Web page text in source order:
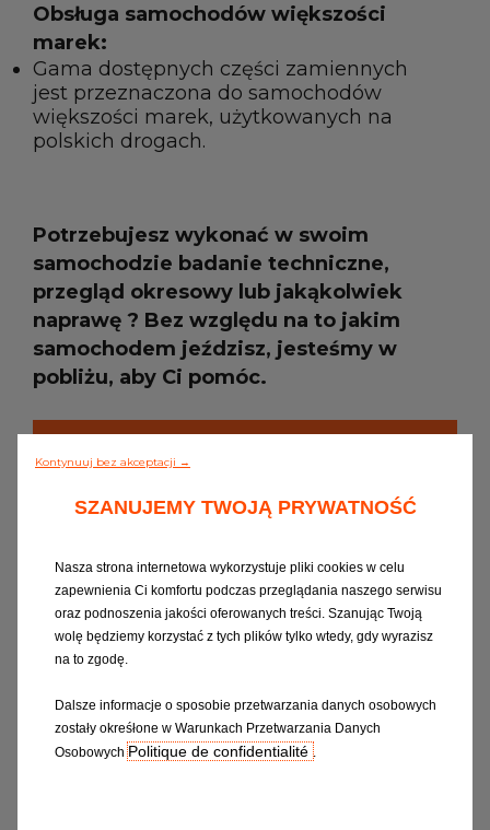
Obsługa samochodów większości
marek:
Gama dostępnych części zamiennych
jest przeznaczona do samochodów
większości marek, użytkowanych na
polskich drogach.
Potrzebujesz wykonać w swoim
samochodzie badanie techniczne,
przegląd okresowy lub jakąkolwiek
naprawę ? Bez względu na to jakim
samochodem jeździsz, jesteśmy w
pobliżu, aby Ci pomóc.
Warto wiedzieć
Serwis, badania techniczne,
przeglądy okresowe i naprawy.
Bez względu na to, jakim
samochodem jeździsz.
Kontynuuj bez akceptacji →
SZANUJEMY TWOJĄ PRYWATNOŚĆ
Nasza strona internetowa wykorzystuje pliki cookies w celu
zapewnienia Ci komfortu podczas przeglądania naszego serwisu
oraz podnoszenia jakości oferowanych treści. Szanując Twoją
wolę będziemy korzystać z tych plików tylko wtedy, gdy wyrazisz
na to zgodę.
Dalsze informacje o sposobie przetwarzania danych osobowych
zostały okreśłone w Warunkach Przetwarzania Danych
OsobowychPolitique de confidentialité .